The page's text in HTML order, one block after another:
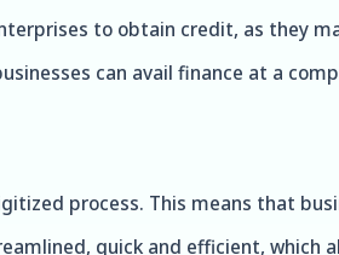
to obtain credit, as they
can avail finance at a
process. This means that
quick and efficient, which